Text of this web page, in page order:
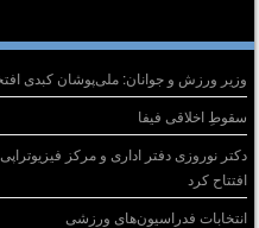
وزیر ورزش و جوانان: ملی‌پوشان کبدی
سقوطِ اخلاقی فیفا
دکتر نوروزی دفتر اداری و مرکز
افتتاح کرد
انتخابات فدراسیون‌های ورزشی